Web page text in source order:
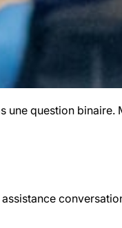
question